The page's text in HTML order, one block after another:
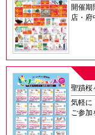
開催期
店・府
聖蹟桜
気軽に
ご参加